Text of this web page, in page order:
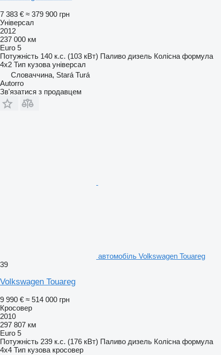
7 383 € ≈ 379 900 грн
Універсал
2012
237 000 км
Euro 5
Потужність 140 к.с. (103 кВт) Паливо дизель Колісна формула
4x2 Тип кузова універсал
Словаччина, Stará Turá
Autorro
Зв'язатися з продавцем
автомобіль Volkswagen Touareg
39
Volkswagen Touareg
9 990 € ≈ 514 000 грн
Кросовер
2010
297 807 км
Euro 5
Потужність 239 к.с. (176 кВт) Паливо дизель Колісна формула
4x4 Тип кузова кросовер